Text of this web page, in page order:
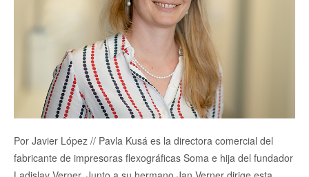
Por Javier López // Pavla Kusá es la directora comercial del
fabricante de impresoras flexográficas Soma e hija del fundador